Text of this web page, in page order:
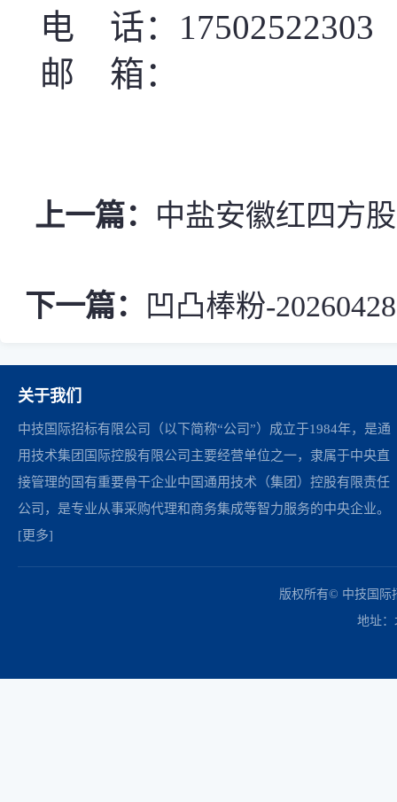
电
话： 17502522303
邮 箱：
上一篇： 中盐安徽红四方
下一篇： 凹凸棒粉-
关于我们
中技国际招标有限公司（以下简称“公司”）成立于1984年，是通
用技术集团国际控股有限公司主要经营单位之一，隶属于中央直
接管理的国有重要骨干企业中国通用技术（集团）控股有限责任
公司，是专业从事采购代理和商务集成等智力服务的中央企业。
[更多]
版权所有© 中技国际
地址：